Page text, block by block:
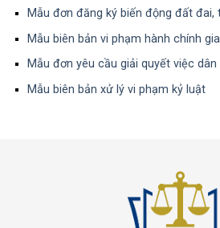
Mẫu đơn đăng ký biến động đất đai,
Mẫu biên bản vi phạm hành chính
Mẫu đơn yêu cầu giải quyết việc dân
Mẫu biên bản xử lý vi phạm kỷ luật